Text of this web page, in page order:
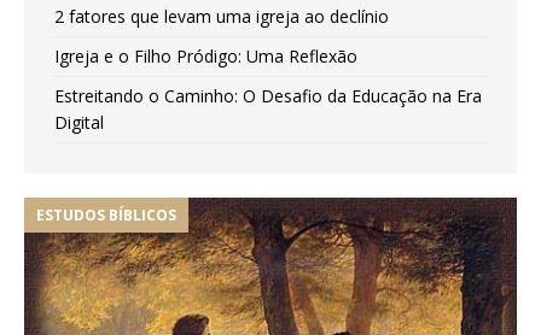
2 fatores que levam uma igreja ao declínio
Igreja e o Filho Pródigo: Uma Reflexão
Estreitando o Caminho: O Desafio da Educação na Era
Digital
ESTUDOS BÍBLICOS